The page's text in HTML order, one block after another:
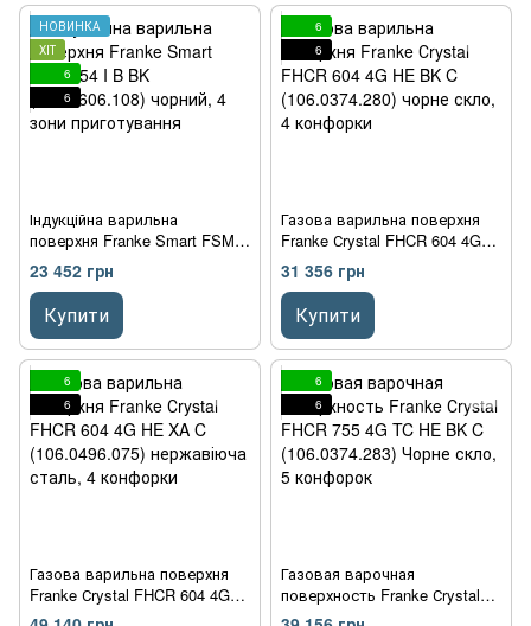
НОВИНКА
ХІТ
6
6
Індукційна варильна
поверхня Franke Smart FSM
654 I B BK (108.0606.108)
чорний, 4 зони приготування
23 452 грн
Купити
6
6
Газова варильна поверхня
Franke Сrystal FHCR 604 4G
HE BK C (106.0374.280) чорне
скло, 4 конфорки
31 356 грн
Купити
6
6
Газова варильна поверхня
Franke Сrystal FHCR 604 4G
HE XA C (106.0496.075)
6
6
Газовая варочная
поверхность Franke Сrystal
FHCR 755 4G TC HE BK C